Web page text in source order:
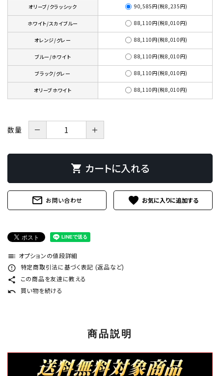
オリーブ/クラッシック 90,585円(税8,235円)
ホワイト/スカイブルー 88,110円(税8,010円)
オレンジ/グレー 88,110円(税8,010円)
ブルー/ホワイト 88,110円(税8,010円)
ブラック/グレー 88,110円(税8,010円)
オリーブホワイト 88,110円(税8,010円)
数量 － ＋
shopping_cart カートに入れる
mail_outline お問い合わせ favorite
toc オプションの値段詳細
error_outline 特定商取引法に基づく表記 (返品など)
share この商品を友達に教える
undo 買い物を続ける
商品説明